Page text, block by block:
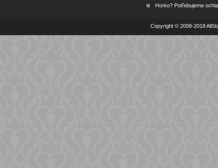
Horko? Potřebujeme
Copyright © 2008-2018